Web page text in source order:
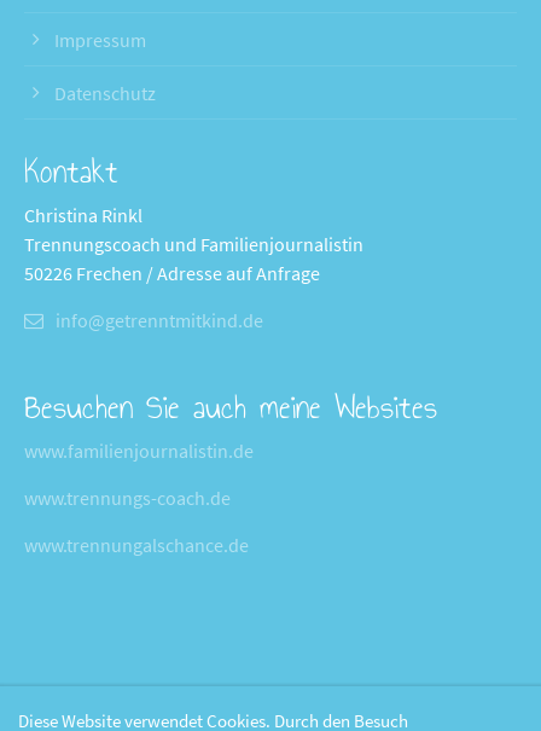
Impressum
Datenschutz
Kontakt
Christina Rinkl
Trennungscoach und Familienjournalistin
50226 Frechen / Adresse auf Anfrage
info@getrenntmitkind.de
Besuchen Sie auch meine Websites
www.familienjournalistin.de
www.trennungs-coach.de
www.trennungalschance.de
Diese Website verwendet Cookies. Durch den Besuch